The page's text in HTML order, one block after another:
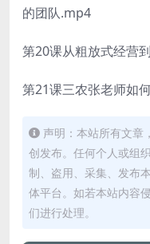
的团队.mp4
第20课从粗放式经营
第21课三农张老师如
声明：本站所有文章
创发布。任何个人或组
制、盗用、采集、发布
体平台。如若本站内容
们进行处理。